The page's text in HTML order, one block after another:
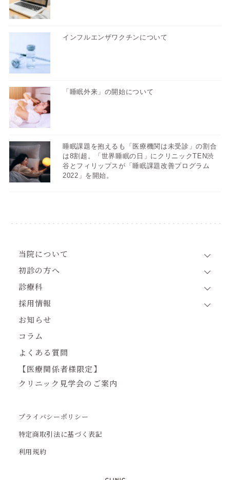
インフルエンザワクチンについて
「睡眠外来」の開始について
睡眠課題を抱えるも「医療機関は未受診」の割合
は8割超。「世界睡眠の日」にクリニックTEN渋
谷とフィリップスが「睡眠課題改善プログラム
2022」を開始。
当院について
初診の方へ
診療科
採用情報
お知らせ
コラム
よくある質問
【医療関係者様限定】
クリニック見学会のご案内
プライバシーポリシー
特定商取引法に基づく表記
利用規約